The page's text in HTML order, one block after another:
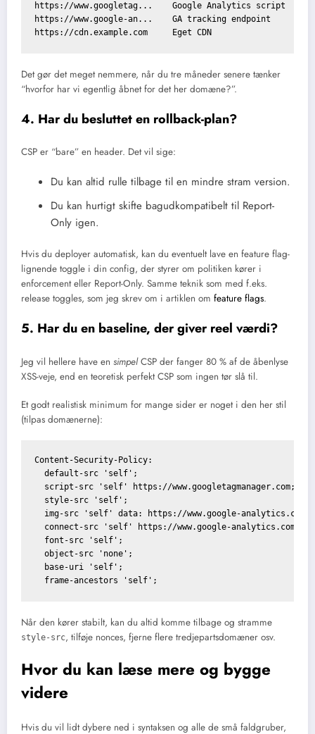
https://www.googletag...    Google Analytics script
https://www.google-an...    GA tracking endpoint
Det gør det meget nemmere, når du tre måneder senere tænker
“hvorfor har vi egentlig åbnet for det her domæne?”.
4. Har du besluttet en rollback-plan?
CSP er “bare” en header. Det vil sige:
Du kan altid rulle tilbage til en mindre stram version.
Du kan hurtigt skifte bagudkompatibelt til Report-
Only igen.
Hvis du deployer automatisk, kan du eventuelt lave en feature flag-
lignende toggle i din config, der styrer om politiken kører i
enforcement eller Report-Only. Samme teknik som med f.eks.
release toggles, som jeg skrev om i artiklen om feature flags.
5. Har du en baseline, der giver reel værdi?
Jeg vil hellere have en simpelCSP der fanger 80 % af de åbenlyse
XSS-veje, end en teoretisk perfekt CSP som ingen tør slå til.
Et godt realistisk minimum for mange sider er noget i den her stil
(tilpas domænerne):
Content-Security-Policy:
  default-src 'self';
  script-src 'self' https://www.googletagmanager.com;
  style-src 'self';
  img-src 'self' data: https://www.google-analytics.com;
  connect-src 'self' https://www.google-analytics.com;
  font-src 'self';
  object-src 'none';
  base-uri 'self';
Når den kører stabilt, kan du altid komme tilbage og stramme
style-src, tilføje nonces, fjerne flere tredjepartsdomæner osv.
Hvor du kan læse mere og bygge
videre
Hvis du vil lidt dybere ned i syntaksen og alle de små faldgruber,